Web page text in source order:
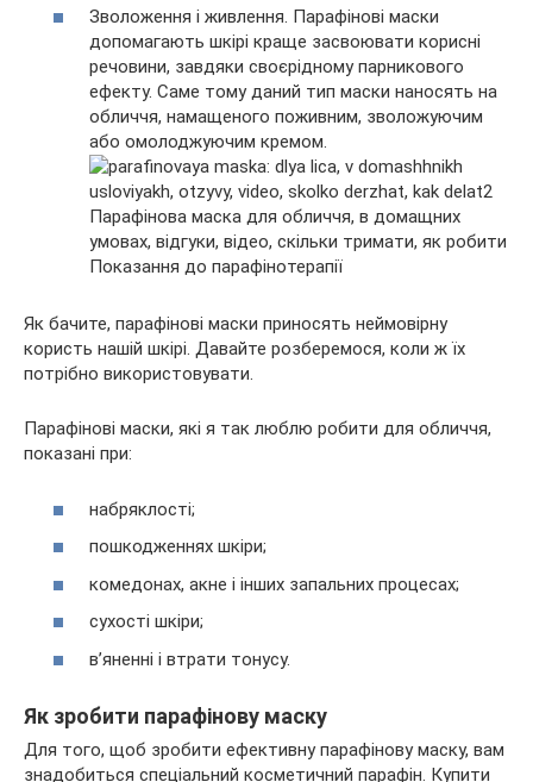
Зволоження і живлення. Парафінові маски
допомагають шкірі краще засвоювати корисні
речовини, завдяки своєрідному парникового
ефекту. Саме тому даний тип маски наносять на
обличчя, намащеного поживним, зволожуючим
або омолоджуючим кремом.
Показання до парафінотерапії
Як бачите, парафінові маски приносять неймовірну
користь нашій шкірі. Давайте розберемося, коли ж їх
потрібно використовувати.
Парафінові маски, які я так люблю робити для обличчя,
показані при:
набряклості;
пошкодженнях шкіри;
комедонах, акне і інших запальних процесах;
сухості шкіри;
в’яненні і втрати тонусу.
Як зробити парафінову маску
Для того, щоб зробити ефективну парафінову маску, вам
знадобиться спеціальний косметичний парафін. Купити